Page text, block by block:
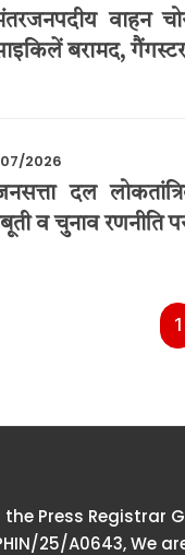
वाहन
बरामद,
2026
दल
व चुनाव रणनीति
1
Press Registrar
25/A0643, We